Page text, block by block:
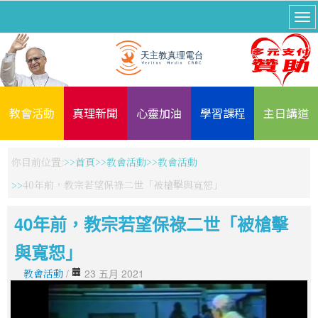
教會活動 真理新聞 心靈加油 學習課程 主日講道
你目前位置: 首頁 教會活動
教會活動
40年前，教宗若望保祿二世「被槍擊與寬恕」
40年前，教宗若望保祿二世「被槍擊
與寬恕」
教會活動 / 23 五月 2021